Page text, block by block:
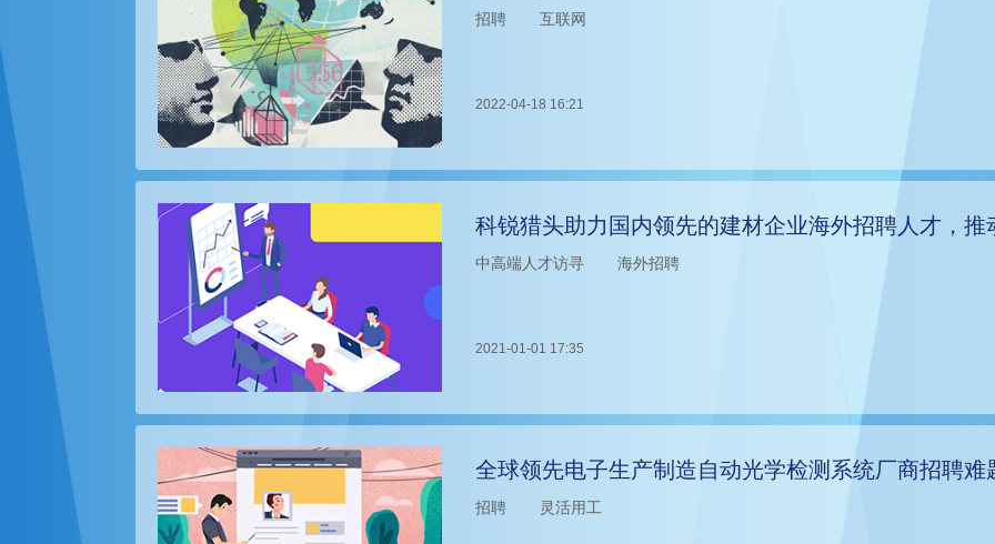
招聘 互联网
2022-04-18 16:21
科锐猎头助力国内领先的建材企业海外招聘人才，推
中高端人才访寻 海外招聘
2021-01-01 17:35
全球领先电子生产制造自动光学检测系统厂商招聘难
招聘 灵活用工